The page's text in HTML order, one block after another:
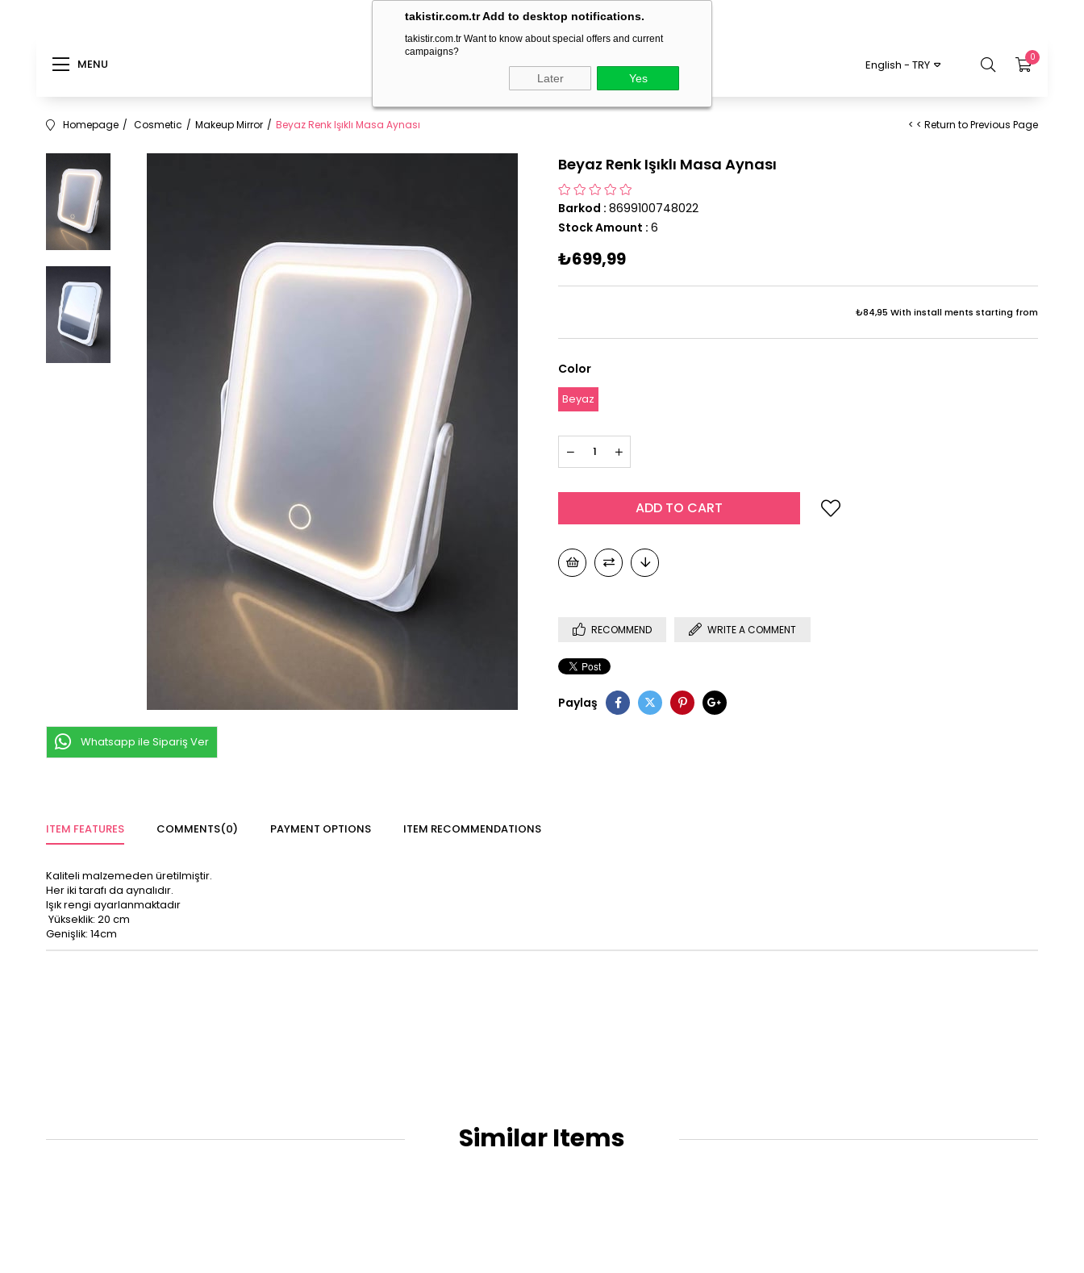
takistir.com.tr Add to desktop notifications.
takistir.com.tr Want to know about special offers and current
campaigns?
Later Yes
delivery within 1-3 business days!
MENU 0
English - TRY
Homepage Cosmetic Makeup Mirror Beyaz Renk Işıklı Masa Aynası < < Return to Previous Page
Whatsapp ile Sipariş Ver
Beyaz Renk Işıklı Masa Aynası
Barkod : 8699100748022
Stock Amount : 6
₺699,99
₺84,95 With install ments starting from
Color
Beyaz
RECOMMEND WRITE A COMMENT
Paylaş
ITEM FEATURES COMMENTS(0) PAYMENT OPTIONS ITEM RECOMMENDATIONS
Kaliteli malzemeden üretilmiştir.
Her iki tarafı da aynalıdır.
Işık rengi ayarlanmaktadır
Yükseklik: 20 cm
Genişlik: 14cm
Similar Items